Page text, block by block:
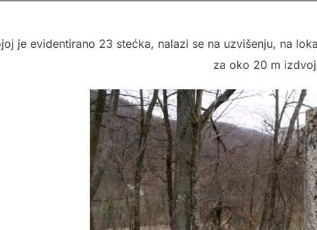
je evidentirano 23 stećka, nalazi se na uzvišenju, na
za oko 20 m